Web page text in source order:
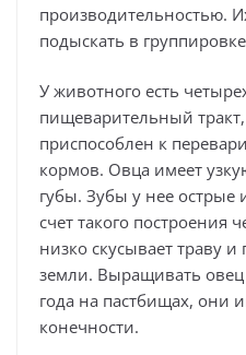
производительностью.
подыскать в
У животного есть
пищеварительный
приспособлен к
кормов. Овца имеет
губы. Зубы у нее острые
счет такого построения
низко скусывает траву и
земли. Выращивать
года на пастбищах, они
конечности.